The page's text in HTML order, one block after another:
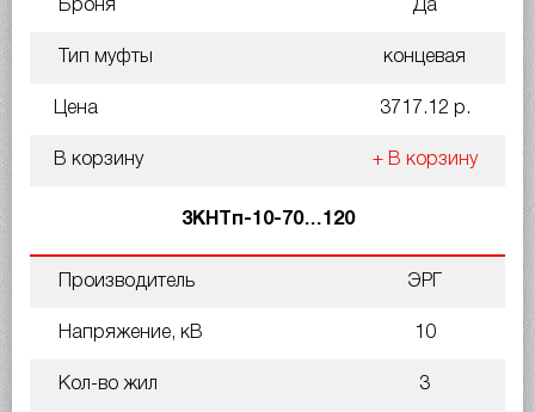
Броня Да
Тип муфты концевая
Цена 3717.12 р.
В корзину + В корзину
3КНТп-10-70…120
Производитель ЭРГ
Напряжение, кВ 10
Кол-во жил 3